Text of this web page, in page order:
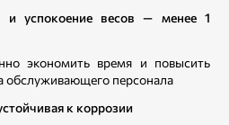
и успокоение весов — менее 1
экономить время и повысить
обслуживающего персонала
к коррозии